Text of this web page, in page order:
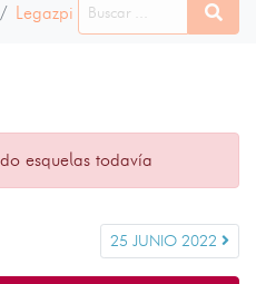
Legazpi 24 JUNIO 2022
esquelas todavía
25 JUNIO 2022